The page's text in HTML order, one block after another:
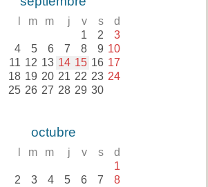
m m j v s d
1 2 3
4 5 6 7 8 9 10
11 12 13 14 15 16 17
18 19 20 21 22 23 24
25 26 27 28 29 30
octubre
m m j v s d
1
2 3 4 5 6 7 8